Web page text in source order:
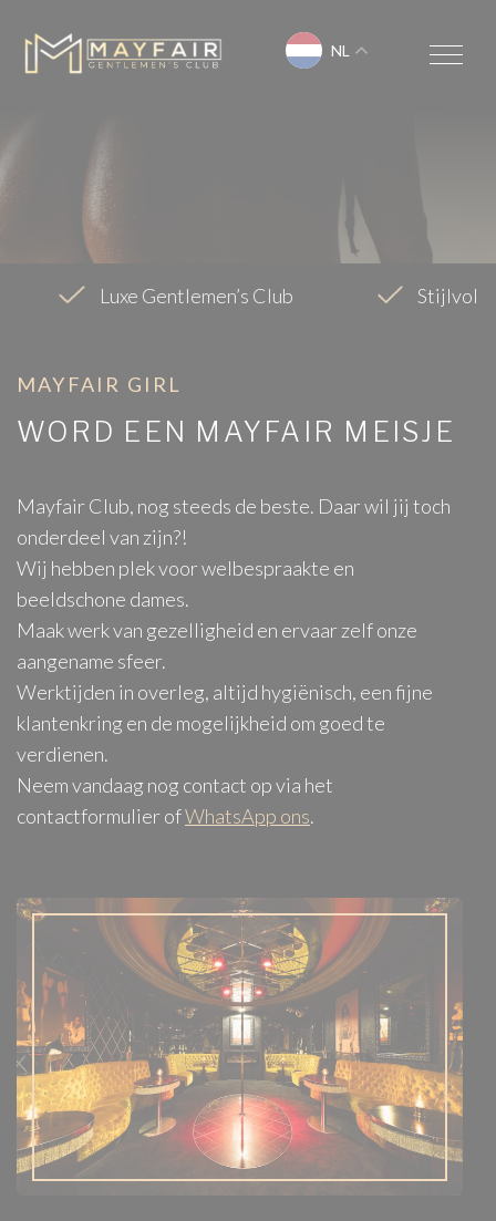
NL
Luxe Gentlemen’s Club Stijlvol,
MAYFAIR GIRL
WORD EEN MAYFAIR MEISJE
Mayfair Club, nog steeds de beste. Daar wil jij toch
onderdeel van zijn?!
Wij hebben plek voor welbespraakte en
beeldschone dames.
Maak werk van gezelligheid en ervaar zelf onze
aangename sfeer.
Werktijden in overleg, altijd hygiënisch, een fijne
klantenkring en de mogelijkheid om goed te
verdienen.
Neem vandaag nog contact op via het
contactformulier ofWhatsApp ons.